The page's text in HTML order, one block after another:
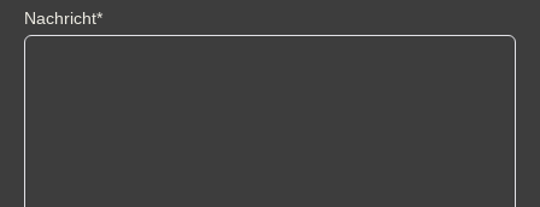
Nachricht*